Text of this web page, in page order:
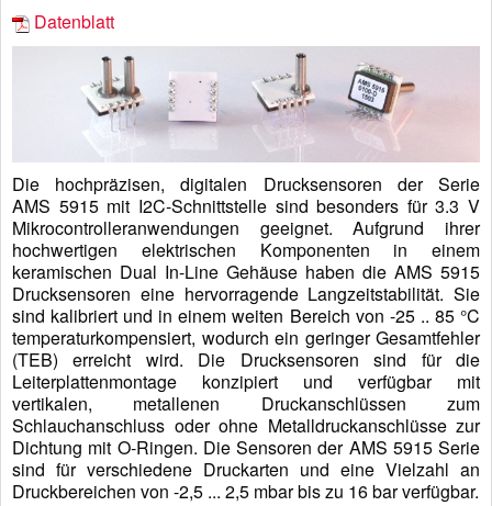
Datenblatt
Die hochpräzisen, digitalen Drucksensoren der Serie
AMS 5915 mit I2C-Schnittstelle sind besonders für 3.3 V
Mikrocontrolleranwendungen geeignet. Aufgrund ihrer
hochwertigen elektrischen Komponenten in einem
keramischen Dual In-Line Gehäuse haben die AMS 5915
Drucksensoren eine hervorragende Langzeitstabilität. Sie
sind kalibriert und in einem weiten Bereich von -25 .. 85 °C
temperaturkompensiert, wodurch ein geringer Gesamtfehler
(TEB) erreicht wird. Die Drucksensoren sind für die
Leiterplattenmontage konzipiert und verfügbar mit
vertikalen, metallenen Druckanschlüssen zum
Schlauchanschluss oder ohne Metalldruckanschlüsse zur
Dichtung mit O-Ringen. Die Sensoren der AMS 5915 Serie
sind für verschiedene Druckarten und eine Vielzahl an
Druckbereichen von -2,5 ... 2,5 mbar bis zu 16 bar verfügbar.